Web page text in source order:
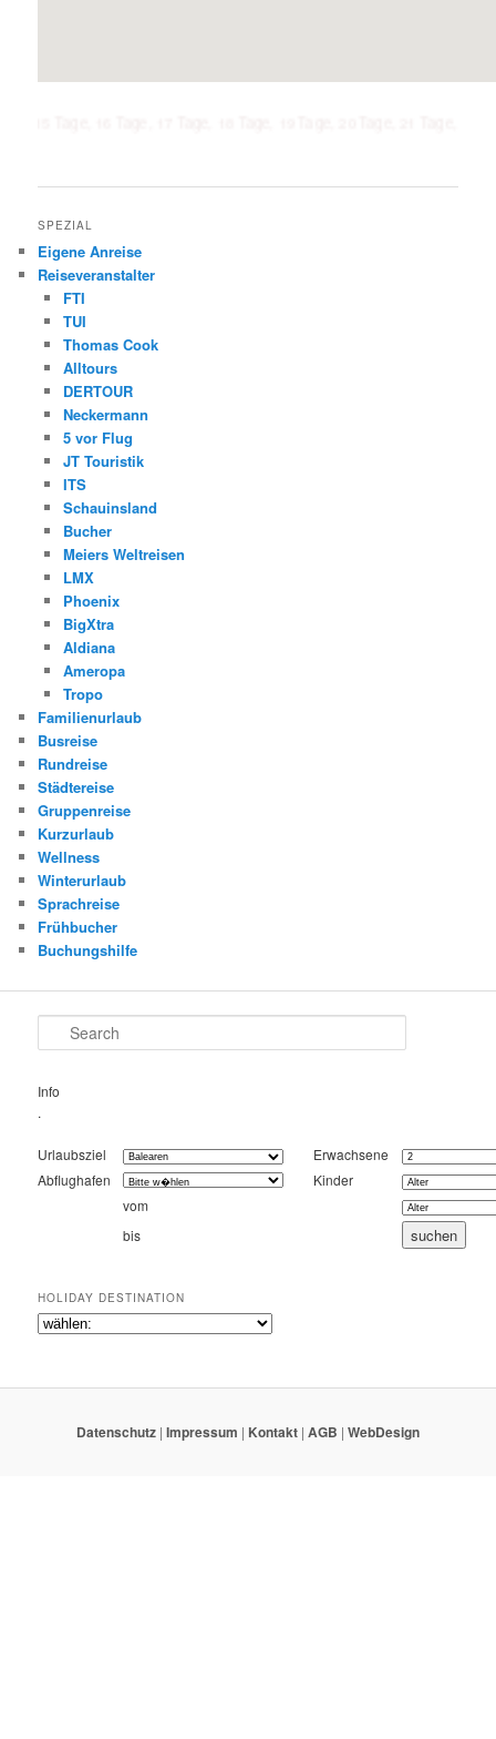
SPEZIAL
Eigene Anreise
Reiseveranstalter
FTI
TUI
Thomas Cook
Alltours
DERTOUR
Neckermann
5 vor Flug
JT Touristik
ITS
Schauinsland
Bucher
Meiers Weltreisen
LMX
Phoenix
BigXtra
Aldiana
Ameropa
Tropo
Familienurlaub
Busreise
Rundreise
Städtereise
Gruppenreise
Kurzurlaub
Wellness
Winterurlaub
Sprachreise
Frühbucher
Buchungshilfe
Search
Info
.
Urlaubsziel
Erwachsene
Abflughafen
Kinder
vom
bis
HOLIDAY DESTINATION
Datenschutz | Impressum | Kontakt | AGB | WebDesign